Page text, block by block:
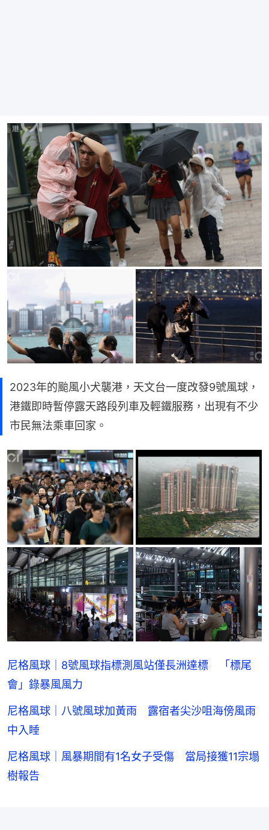
2023年的颱風小犬襲港，天文台一度改發9號風球，
港鐵即時暫停露天路段列車及輕鐵服務，出現有不少
市民無法乘車回家。
尼格風球｜8號風球指標測風站僅長洲達標 「標尾
會」錄暴風風力
尼格風球｜八號風球加黃雨 露宿者尖沙咀海傍風雨
中入睡
尼格風球｜風暴期間有1名女子受傷 當局接獲11宗塌
樹報告